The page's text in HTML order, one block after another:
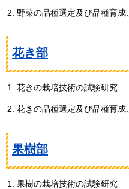
野菜の品種選定及び品種育
花き部
花きの栽培技術の試験研究
花きの品種選定及び品種育
果樹部
果樹の栽培技術の試験研究